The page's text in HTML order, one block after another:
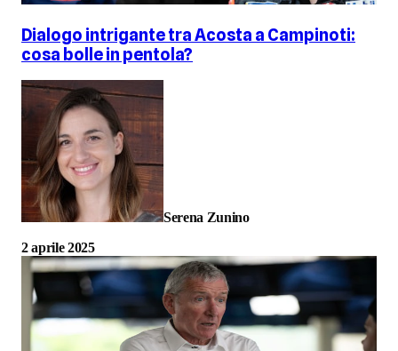
Dialogo intrigante tra Acosta a Campinoti:
cosa bolle in pentola?
Serena Zunino
2 aprile 2025